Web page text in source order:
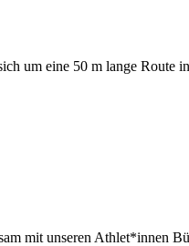
um eine 50 m lange
mit unseren Athlet*innen